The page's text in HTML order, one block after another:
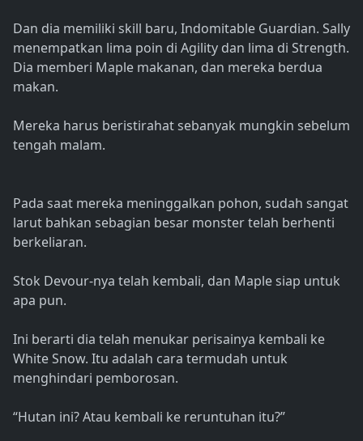
Dan dia memiliki skill baru, Indomitable Guardian. Sally
menempatkan lima poin di Agility dan lima di Strength.
Dia memberi Maple makanan, dan mereka berdua
makan.
Mereka harus beristirahat sebanyak mungkin sebelum
tengah malam.
Pada saat mereka meninggalkan pohon, sudah sangat
larut bahkan sebagian besar monster telah berhenti
berkeliaran.
Stok Devour-nya telah kembali, dan Maple siap untuk
apa pun.
Ini berarti dia telah menukar perisainya kembali ke
White Snow. Itu adalah cara termudah untuk
menghindari pemborosan.
“Hutan ini? Atau kembali ke reruntuhan itu?”